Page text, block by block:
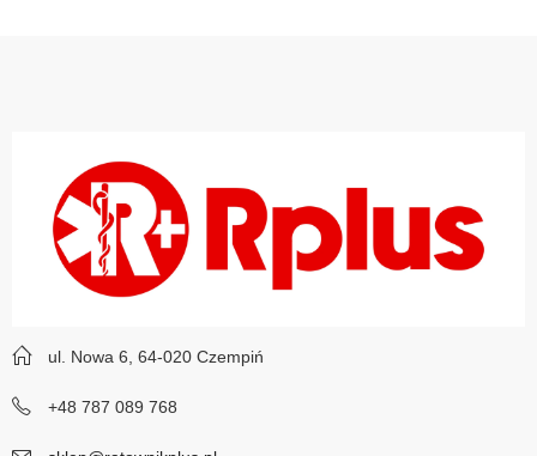
ul. Nowa 6, 64-020 Czempiń
+48 787 089 768